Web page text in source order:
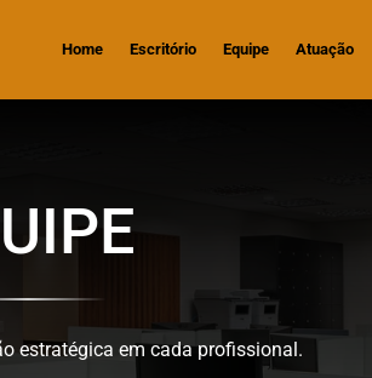
Home Escritório Equipe Atuação
estratégica em cada profissional.